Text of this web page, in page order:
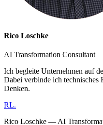
Rico Loschke
AI Transformation Consultant
Ich begleite Unternehmen auf
Dabei verbinde ich
Denken.
RL.
Rico Loschke — AI